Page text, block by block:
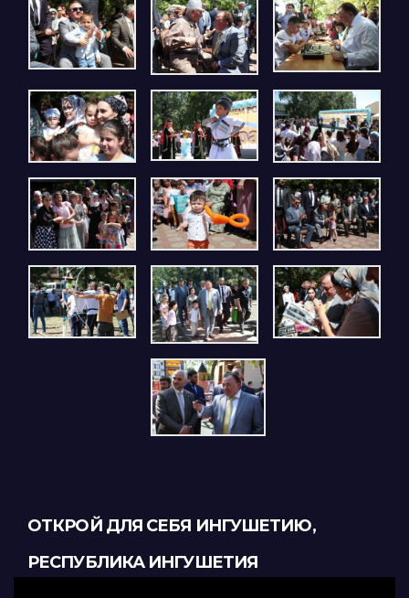
ОТКРОЙ ДЛЯ СЕБЯ ИНГУШЕТИЮ,
РЕСПУБЛИКА ИНГУШЕТИЯ